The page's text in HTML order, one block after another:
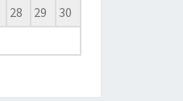
28 29
30